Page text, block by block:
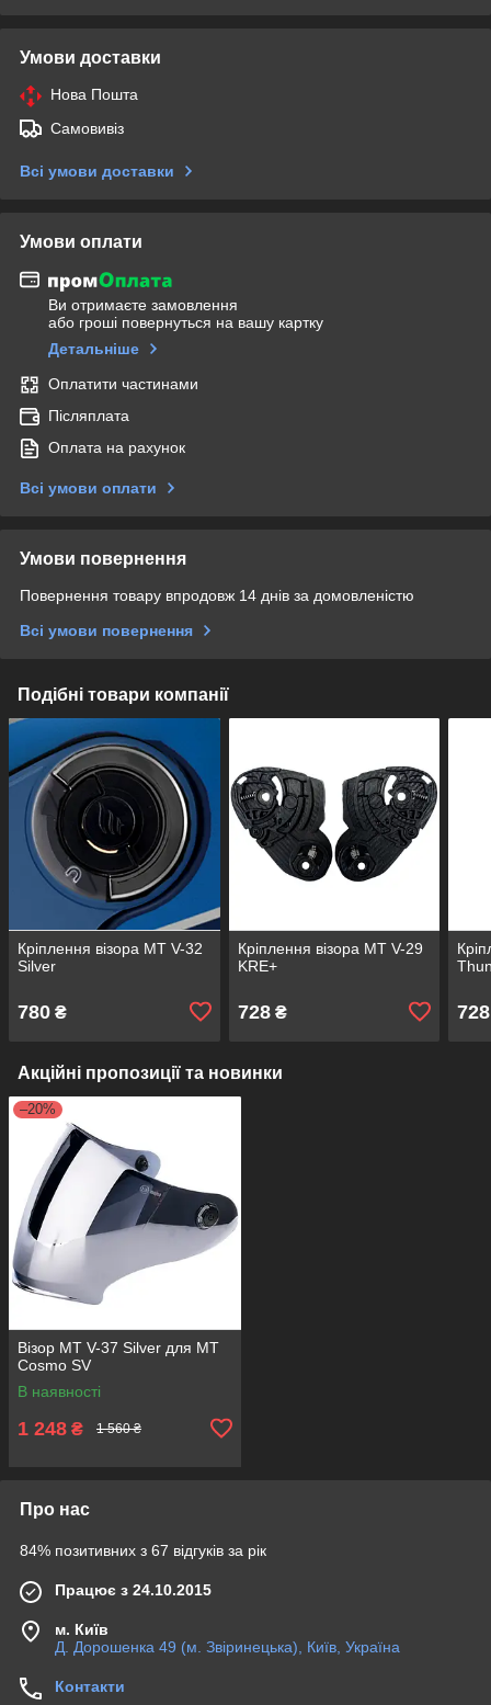
Умови доставки
Нова Пошта
Самовивіз
Всі умови доставки
Умови оплати
Ви отримаєте замовлення
або гроші повернуться на вашу картку
Детальніше
Оплатити частинами
Післяплата
Оплата на рахунок
Всі умови оплати
Умови повернення
Повернення товару впродовж 14 днів за домовленістю
Всі умови повернення
Подібні товари компанії
Кріплення візора MT V-32
Silver
780 ₴
Кріплення візора MT V-29
KRE+
728₴ 728
Акційні пропозиції та новинки
–20%
Візор MT V-37 Silver для MT
Cosmo SV
В наявності
1 248 ₴ 1 560 ₴
Про нас
84% позитивних з 67 відгуків за рік
Працює з 24.10.2015
м. Київ
Д. Дорошенка 49 (м. Звіринецька), Київ, Україна
Контакти